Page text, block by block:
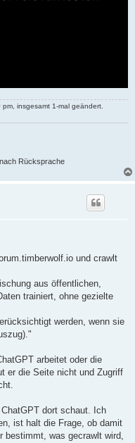
insgesamt 1-mal geändert.
Rücksprache
und crawlt
aus öffentlichen,
trainiert, ohne gezielte
werden, wenn sie
arbeitet oder die
er die Seite nicht und Zugriff
dort schaut. Ich
ist halt die Frage, ob damit
bestimmt, was gecrawlt wird,